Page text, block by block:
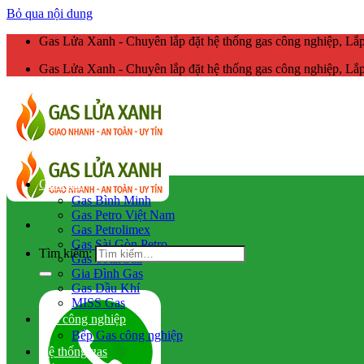
Bỏ qua nội dung
Gas Lửa Xanh - Chuyên lắp đặt hệ thống gas công nghiệp,
Gas Lửa Xanh - Chuyên lắp đặt hệ thống gas công nghiệp,
Tìm kiếm:
Giao gas
Gas Bình Minh
Gas Petro Việt Nam
Gas Petrolimex
Gas Sài Gòn Petro
Gas TotalGaz
Gia Đình Gas
Gas Dầu Khí
MISS Gas
Gas công nghiệp
Bếp Gas công nghiệp
Hệ thống gas